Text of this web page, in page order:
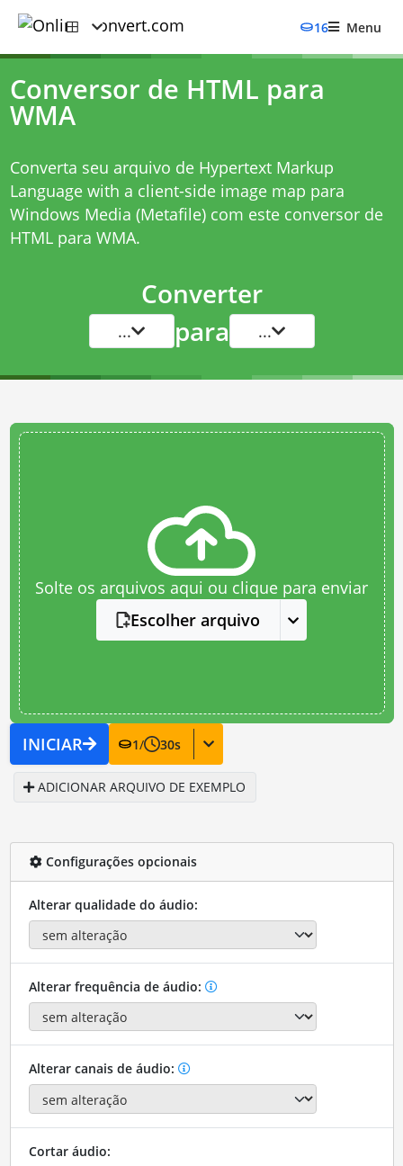
16 Menu
Conversor de HTML para
WMA
Converta seu arquivo de Hypertext Markup
Language with a client-side image map para
Windows Media (Metafile) com este conversor de
HTML para WMA.
Converter
... para ...
Solte os arquivos aqui ou clique para enviar
Escolher arquivo
INICIAR 1/ 30s
ADICIONAR ARQUIVO DE EXEMPLO
Configurações opcionais
Alterar qualidade do áudio:
Alterar frequência de áudio:
Alterar canais de áudio:
Cortar áudio: